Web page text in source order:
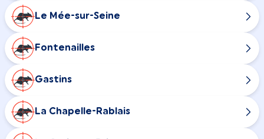
Le Mée-sur-Seine
Fontenailles
Gastins
La Chapelle-Rablais